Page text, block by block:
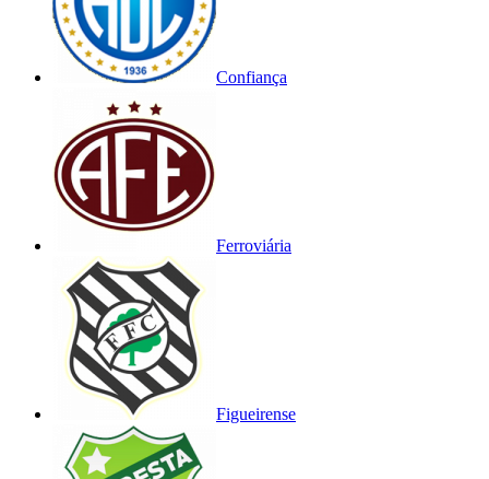
Confiança
Ferroviária
Figueirense